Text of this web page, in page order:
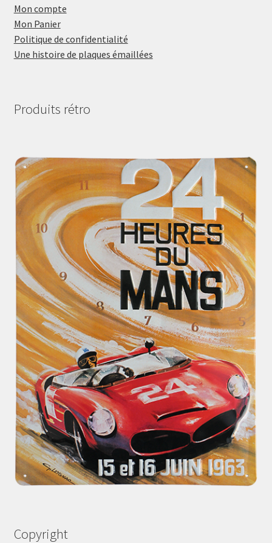
Mon compte
Mon Panier
Politique de confidentialité
Une histoire de plaques émaillées
Produits rétro
Copyright